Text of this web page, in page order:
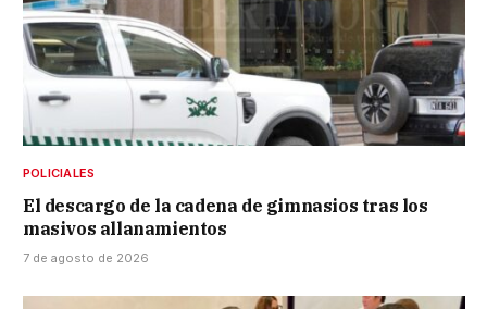
POLICIALES
El descargo de la cadena de gimnasios tras los
masivos allanamientos
7 de agosto de 2026